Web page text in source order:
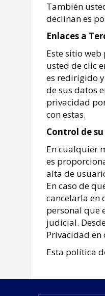
También
declinan es
Enlaces a
Este sitio
usted de clic
es redirigido
de sus datos
privacidad
con estas.
Control de
En cualquier
es
alta de
En caso de
cancelarla en
personal que
judicial.
Privacidad
Esta política